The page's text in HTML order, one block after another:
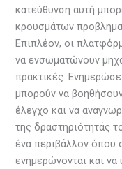
κατεύθυνση αυτή
κρουσμάτων
Επιπλέον, οι
να ενσωματώνουν
πρακτικές.
μπορούν να
έλεγχο και να
της δραστηριότητάς
ένα περιβάλλον όπου
ενημερώνονται και να